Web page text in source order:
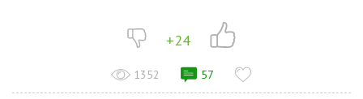
+24
1352 57